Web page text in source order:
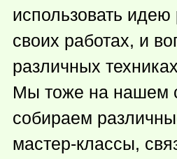
использовать
своих работах, и
различных
Мы тоже на нашем
собираем
мастер-классы,